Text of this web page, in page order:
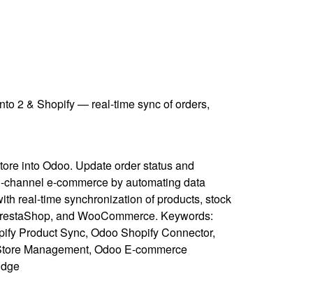
2 & Shopify — real-time sync of orders,
into Odoo. Update order status and
e-commerce by automating data
real-time synchronization of products, stock
and WooCommerce. Keywords:
Product Sync, Odoo Shopify Connector,
Management, Odoo E-commerce